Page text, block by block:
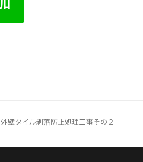
外壁タイル剥落防止処理工事その２